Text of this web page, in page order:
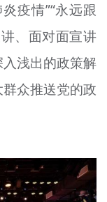
疫情”“永远跟
、面对面宣讲
浅出的政策解
众推送党的政